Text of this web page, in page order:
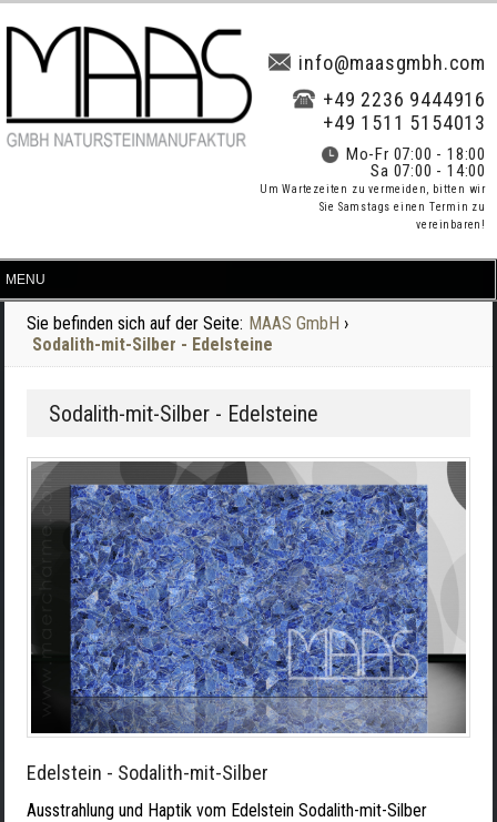
info@maasgmbh.com
+49 2236 9444916
+49 1511 5154013
Mo-Fr 07:00 - 18:00
Sa 07:00 - 14:00
Um Wartezeiten zu vermeiden, bitten wir
Sie Samstags einen Termin zu
vereinbaren!
Sie befinden sich auf der Seite: MAAS GmbH ›
Sodalith-mit-Silber - Edelsteine
Sodalith-mit-Silber - Edelsteine
Edelstein - Sodalith-mit-Silber
Ausstrahlung und Haptik vom Edelstein Sodalith-mit-Silber